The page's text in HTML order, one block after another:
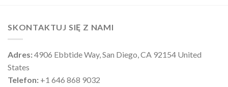
SKONTAKTUJ SIĘ Z NAMI
Adres:4906 Ebbtide Way, San Diego, CA 92154 United
States
Telefon: +1 646 868 9032